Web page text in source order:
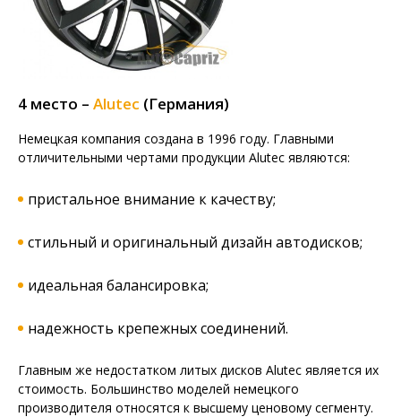
4 место – Alutec (Германия)
Немецкая компания создана в 1996 году. Главными
отличительными чертами продукции Alutec являются:
пристальное внимание к качеству;
стильный и оригинальный дизайн автодисков;
идеальная балансировка;
надежность крепежных соединений.
Главным же недостатком литых дисков Alutec является их
стоимость. Большинство моделей немецкого
производителя относятся к высшему ценовому сегменту.